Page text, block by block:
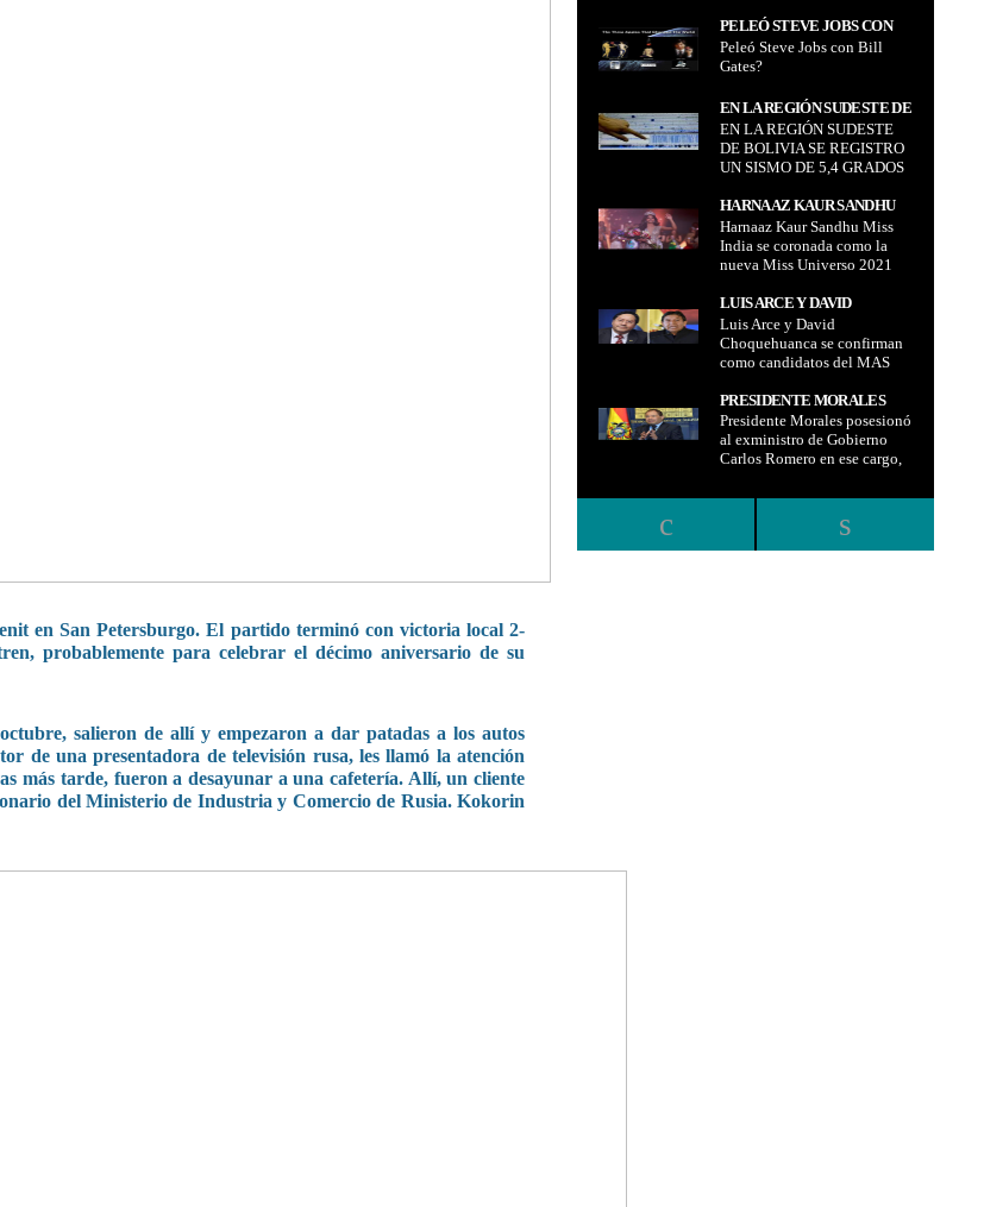
en San Petersburgo. El partido terminó con victoria local 2-
probablemente para celebrar el décimo aniversario de su
salieron de allí y empezaron a dar patadas a los autos
de una presentadora de televisión rusa, les llamó la atención
más tarde, fueron a desayunar a una cafetería. Allí, un cliente
del Ministerio de Industria y Comercio de Rusia. Kokorin
PELEÓ STEVE JOBS CON
BILL GATES?
Peleó Steve Jobs con Bill
Gates?
EN LA REGIÓN SUDESTE DE
BOLIVIA SE REGISTRO UN
SISMO DE 5,4 GRADOS
EN LA REGIÓN SUDESTE
DE BOLIVIA SE REGISTRO
UN SISMO DE 5,4 GRADOS
HARNAAZ KAUR SANDHU
MISS INDIA SE CORONADA
COMO LA NUEVA MISS
UNIVERSO 2021
Harnaaz Kaur Sandhu Miss
India se coronada como la
nueva Miss Universo 2021
LUIS ARCE Y DAVID
CHOQUEHUANCA SE
CONFIRMAN COMO
CANDIDATOS DEL MAS
Luis Arce y David
Choquehuanca se confirman
como candidatos del MAS
PRESIDENTE MORALES
POSESIONÓ AL
EXMINISTRO DE
GOBIERNO CARLOS
Presidente Morales posesionó
al exministro de Gobierno
Carlos Romero en ese cargo,